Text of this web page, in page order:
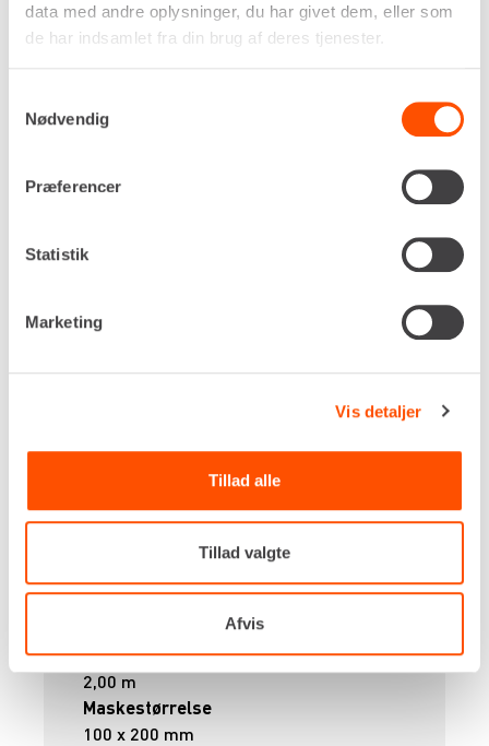
data med andre oplysninger, du har givet dem, eller som
de har indsamlet fra din brug af deres tjenester.
Nødvendig
Præferencer
Statistik
Marketing
Vis detaljer
Tillad alle
Tillad valgte
Afvis
Længde
Højde
2,00 m
Maskestørrelse
100 x 200 mm